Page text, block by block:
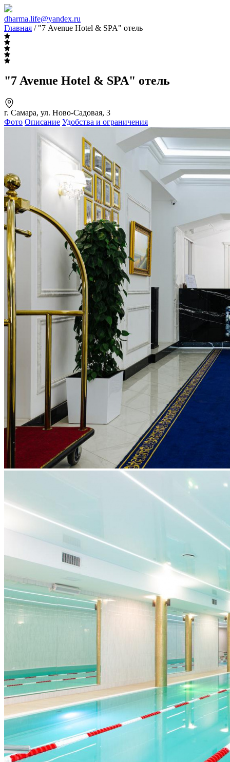
dharma.life@yandex.ru
Главная / "7 Avenue Hotel & SPA" отель
"7 Avenue Hotel & SPA" отель
г. Самара, ул. Ново-Садовая, 3
Фото Описание Удобства и ограничения